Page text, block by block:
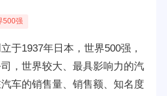
500强
于1937年日本，世界500强，
，世界较大、最具影响力的汽
车的销售量、销售额、知名度